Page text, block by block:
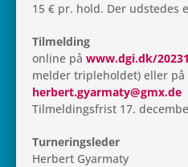
15 € pr. hold. Der udste­des
Til­mel­ding
online på www.dgi.dk/
mel­der triple­hol­det) eller
herbert.gyarmaty@gmx.de
Til­mel­dings­frist 17.
Tur­ne­rings­le­der
Her­bert Gyarmaty